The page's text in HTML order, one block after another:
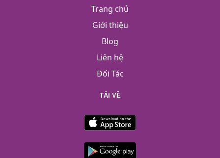
Trang chủ
Giới thiệu
Blog
Liên hệ
Đối Tác
TẢI VỀ